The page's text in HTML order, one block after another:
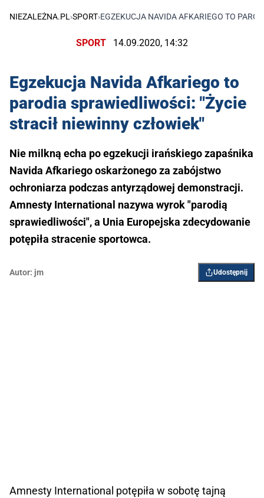
NIEZALEŻNA.PL ›SPORT›EGZEKUCJA NAVIDA AFKARIEGO TO
SPORT 14.09.2020, 14:32
Egzekucja Navida Afkariego to
parodia sprawiedliwości: "Życie
stracił niewinny człowiek"
Nie milkną echa po egzekucji irańskiego zapaśnika
Navida Afkariego oskarżonego za zabójstwo
ochroniarza podczas antyrządowej demonstracji.
Amnesty International nazywa wyrok "parodią
sprawiedliwości", a Unia Europejska zdecydowanie
potępiła stracenie sportowca.
Autor: jm Udostępnij
Amnesty International potępiła w sobotę tajną